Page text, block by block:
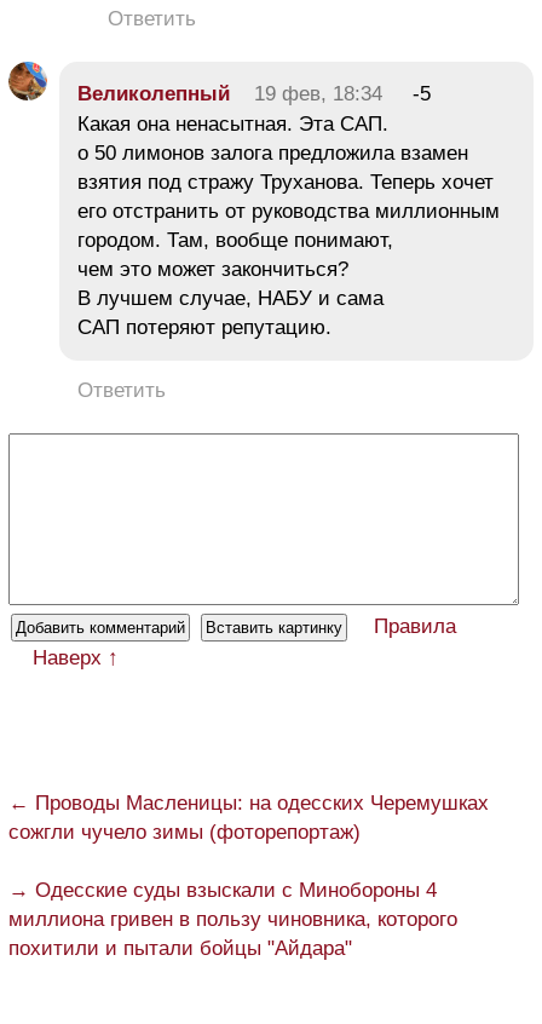
Ответить
Великолепный 19 фев, 18:34
-5
Какая она ненасытная. Эта САП.
о 50 лимонов залога предложила взамен
взятия под стражу Труханова. Теперь хочет
его отстранить от руководства миллионным
городом. Там, вообще понимают,
чем это может закончиться?
В лучшем случае, НАБУ и сама
САП потеряют репутацию.
Ответить
Правила
Наверх ↑
← Проводы Масленицы: на одесских Черемушках
сожгли чучело зимы (фоторепортаж)
→ Одесские суды взыскали с Минобороны 4
миллиона гривен в пользу чиновника, которого
похитили и пытали бойцы "Айдара"